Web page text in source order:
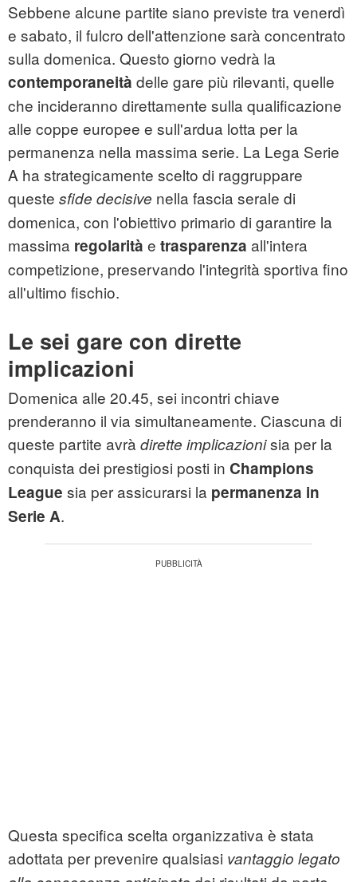
Sebbene alcune partite siano previste tra venerdì
e sabato, il fulcro dell'attenzione sarà concentrato
sulla domenica. Questo giorno vedrà la
contemporaneità delle gare più rilevanti, quelle
che incideranno direttamente sulla qualificazione
alle coppe europee e sull'ardua lotta per la
permanenza nella massima serie. La Lega Serie
A ha strategicamente scelto di raggruppare
queste sfide decisive nella fascia serale di
domenica, con l'obiettivo primario di garantire la
massima regolarità e trasparenza all'intera
competizione, preservando l'integrità sportiva fino
all'ultimo fischio.
Le sei gare con dirette
implicazioni
Domenica alle 20.45, sei incontri chiave
prenderanno il via simultaneamente. Ciascuna di
queste partite avrà dirette implicazionisia per la
conquista dei prestigiosi posti in Champions
League sia per assicurarsi la permanenza in
Serie A.
Questa specifica scelta organizzativa è stata
adottata per prevenire qualsiasi vantaggio legato